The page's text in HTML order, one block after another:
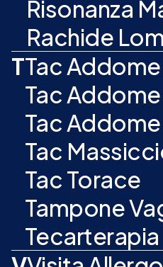
Risonanza
Rachide
TTac
Tac
Tac
Tac
Tac Torace
Tampone
Tecarterapia